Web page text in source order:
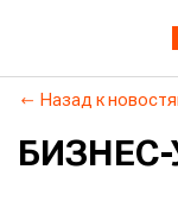
Назад к
БИЗНЕС-